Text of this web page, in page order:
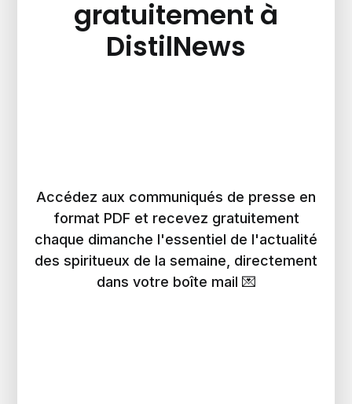
gratuitement à
DistilNews
Accédez aux communiqués de presse en
format PDF et recevez gratuitement
chaque dimanche l'essentiel de l'actualité
des spiritueux de la semaine, directement
dans votre boîte mail 💌